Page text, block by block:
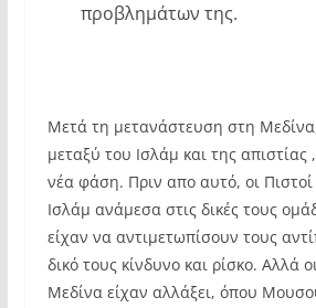
προβλημάτων της.
Μετά τη μετανάστευση στη
μεταξύ του Ισλάμ και της
νέα φάση. Πριν απο αυτό, οι Πιστοί
Ισλάμ ανάμεσα στις δικές τους
είχαν να αντιμετωπίσουν τους
δικό τους κίνδυνο και ρίσκο. Αλλά
Μεδίνα είχαν αλλάξει, όπου